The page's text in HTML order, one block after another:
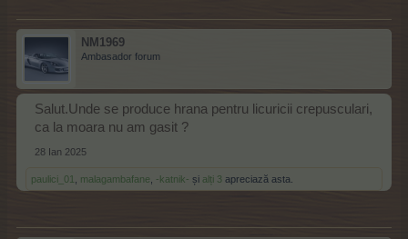
NM1969
Ambasador forum
Salut.Unde se produce hrana pentru licuricii crepusculari,
ca la moara nu am gasit ?
28 Ian 2025
paulici_01 malagambafane -katnik- și alți 3 apreciază asta.